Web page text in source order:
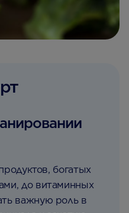
богатых
до витаминных
важную роль в